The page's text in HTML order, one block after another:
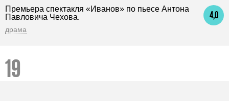
4,0
Премьера спектакля «Иванов» по пьесе Антона
Павловича Чехова.
драма